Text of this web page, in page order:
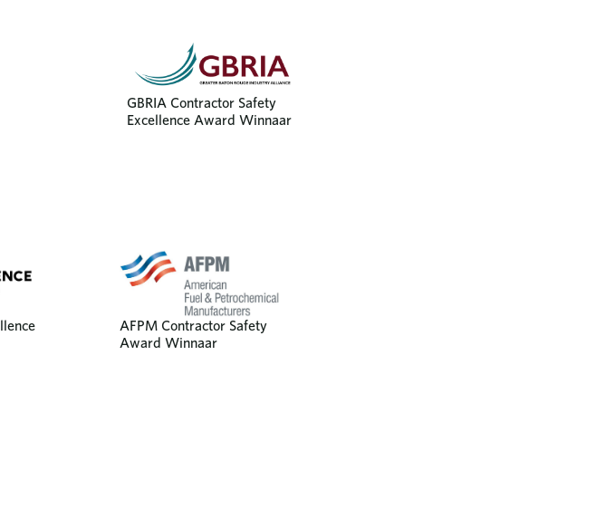
GBRIA Contractor Safety
Excellence Award Winnaar
AFPM Contractor Safety
Award Winnaar